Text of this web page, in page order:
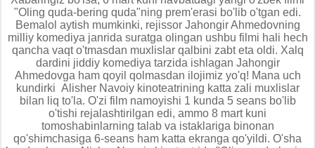
"Oling quda-bering quda"ning prem'erasi bo'lib o'tgan edi.
Bemalol aytish mumkinki, rejissor Jahongir Ahmedovning
milliy komediya janrida suratga olingan ushbu filmi hali hech
qancha vaqt o'tmasdan muxlislar qalbini zabt eta oldi. Xalq
dardini jiddiy komediya tarzida ishlagan Jahongir
Ahmedovga ham qoyil qolmasdan ilojimiz yo'q! Mana uch
kundirki Alisher Navoiy kinoteatrining katta zali muxlislar
bilan liq to'la. O'zi film namoyishi 1 kunda 5 seans bo'lib
o'tishi rejalashtirilgan edi, ammo 8 mart kuni
tomoshabinlarning talab va istaklariga binonan
qo'shimchasiga 6-seans ham katta ekranga qo'yildi. O'sha